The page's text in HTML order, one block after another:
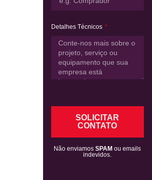
Detalhes Técnicos
SOLICITAR
CONTATO
Não enviamosSPAMou emails
indevidos.